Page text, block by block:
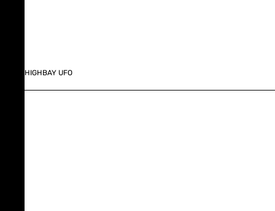
HIGHBAY UFO